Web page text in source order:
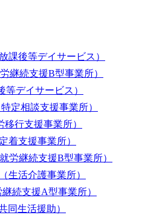
放課後等デイサービス）
労継続支援B型事業所）
等デイサービス）
定相談支援事業所）
移行支援事業所）
着支援事業所）
就労継続支援B型事業所）
（生活介護事業所）
継続支援A型事業所）
共同生活援助）